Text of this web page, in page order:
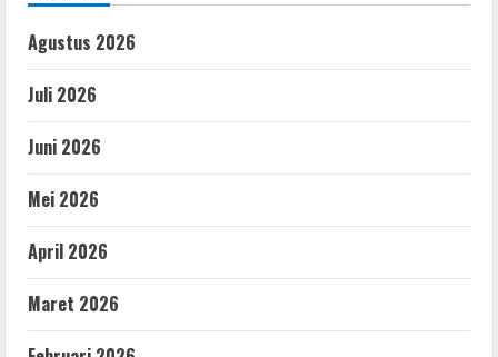
Agustus 2026
Juli 2026
Juni 2026
Mei 2026
April 2026
Maret 2026